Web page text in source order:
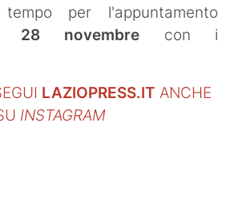
per l'appuntamento
28 novembre con i
LAZIOPRESS.IT ANCHE
INSTAGRAM